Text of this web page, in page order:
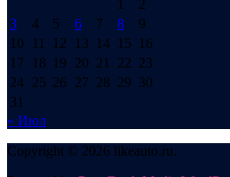
1
2
3
4 5 6 7 8
9
10
11 12 13 14 15
16
17
18 19 20 21 22 23
24 25 26 27 28 29 30
31
« Июл
Copyright © 2026 likeauto.ru.